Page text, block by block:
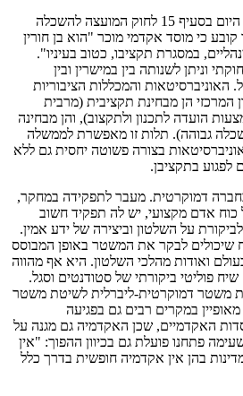
עקרון החופש האקדמי מעוגן היום בסעיף 15 לחוק המועצה להשכלה
אשר קובע כי מוסד אקדמי מוכר "הוא בן חורין
במסגרת תקציבו, כטוב בעיניו".
וניתן לשנותה בין במישרין ובין
האוניברסיטאות והמכללות הציבוריות
המרכזי הן מבחינת תקציבית (מרבית
הועדה לתכנון ולתקצוב), והן מבחינה
גבוהה). תלות זו מאפשרת לממשלה
בצורה פשוטה יחסית גם ללא
לפגוע בתקציבן.
דמוקרטית. מעבר לתפקידה במחקר,
אדם מקצועי, יש לה תפקיד חשוב
על השלטון וביצירה של ידע אמין.
שיכולים לבקר את המשטר באופן המבוסס
ואודות מהלכי השלטון. היא אף מהווה
פוליטי ביקורתי של סטודנטים וסגל.
משטר דמוקרטית-ליברלית לשיטת משטר
במקרים רבים גם בפגיעה
האקדמיים, שכן האקדמיה גם מגנה על
פתחנו פועלת גם בכיוון ההפוך: "אין
בהן אין אקדמיה חופשית בדרך כלל